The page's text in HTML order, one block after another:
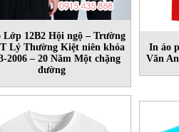
Lớp 12B2 Hội ngộ – Trường
Lý Thường Kiệt niên khóa
2006 – 20 Năm Một chặng
đường
In áo
Văn